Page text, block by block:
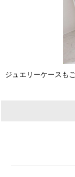
ジュエリーケースも